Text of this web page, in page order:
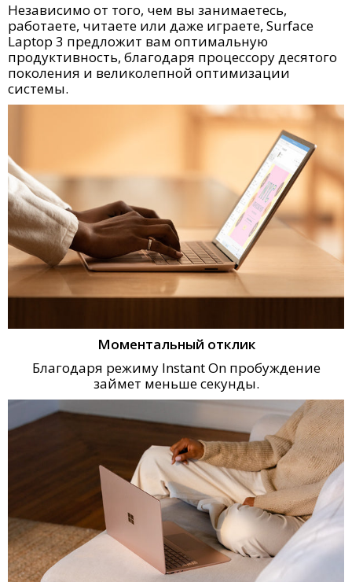
Независимо от того, чем вы занимаетесь,
работаете, читаете или даже играете, Surface
Laptop 3 предложит вам оптимальную
продуктивность, благодаря процессору десятого
поколения и великолепной оптимизации
системы.
Моментальный отклик
Благодаря режиму Instant On пробуждение
займет меньше секунды.